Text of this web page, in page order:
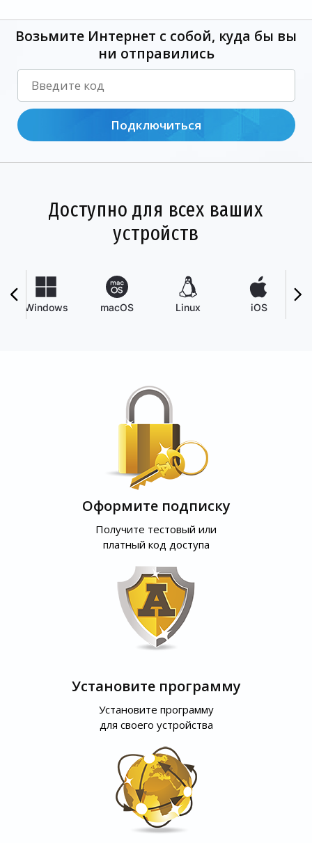
Возьмите Интернет с собой, куда бы вы
ни отправились
Подключиться
Доступно для всех ваших
устройств
Windows macOS Linux iOS
Оформите подписку
Получите тестовый или
платный код доступа
Установите программу
Установите программу
для своего устройства